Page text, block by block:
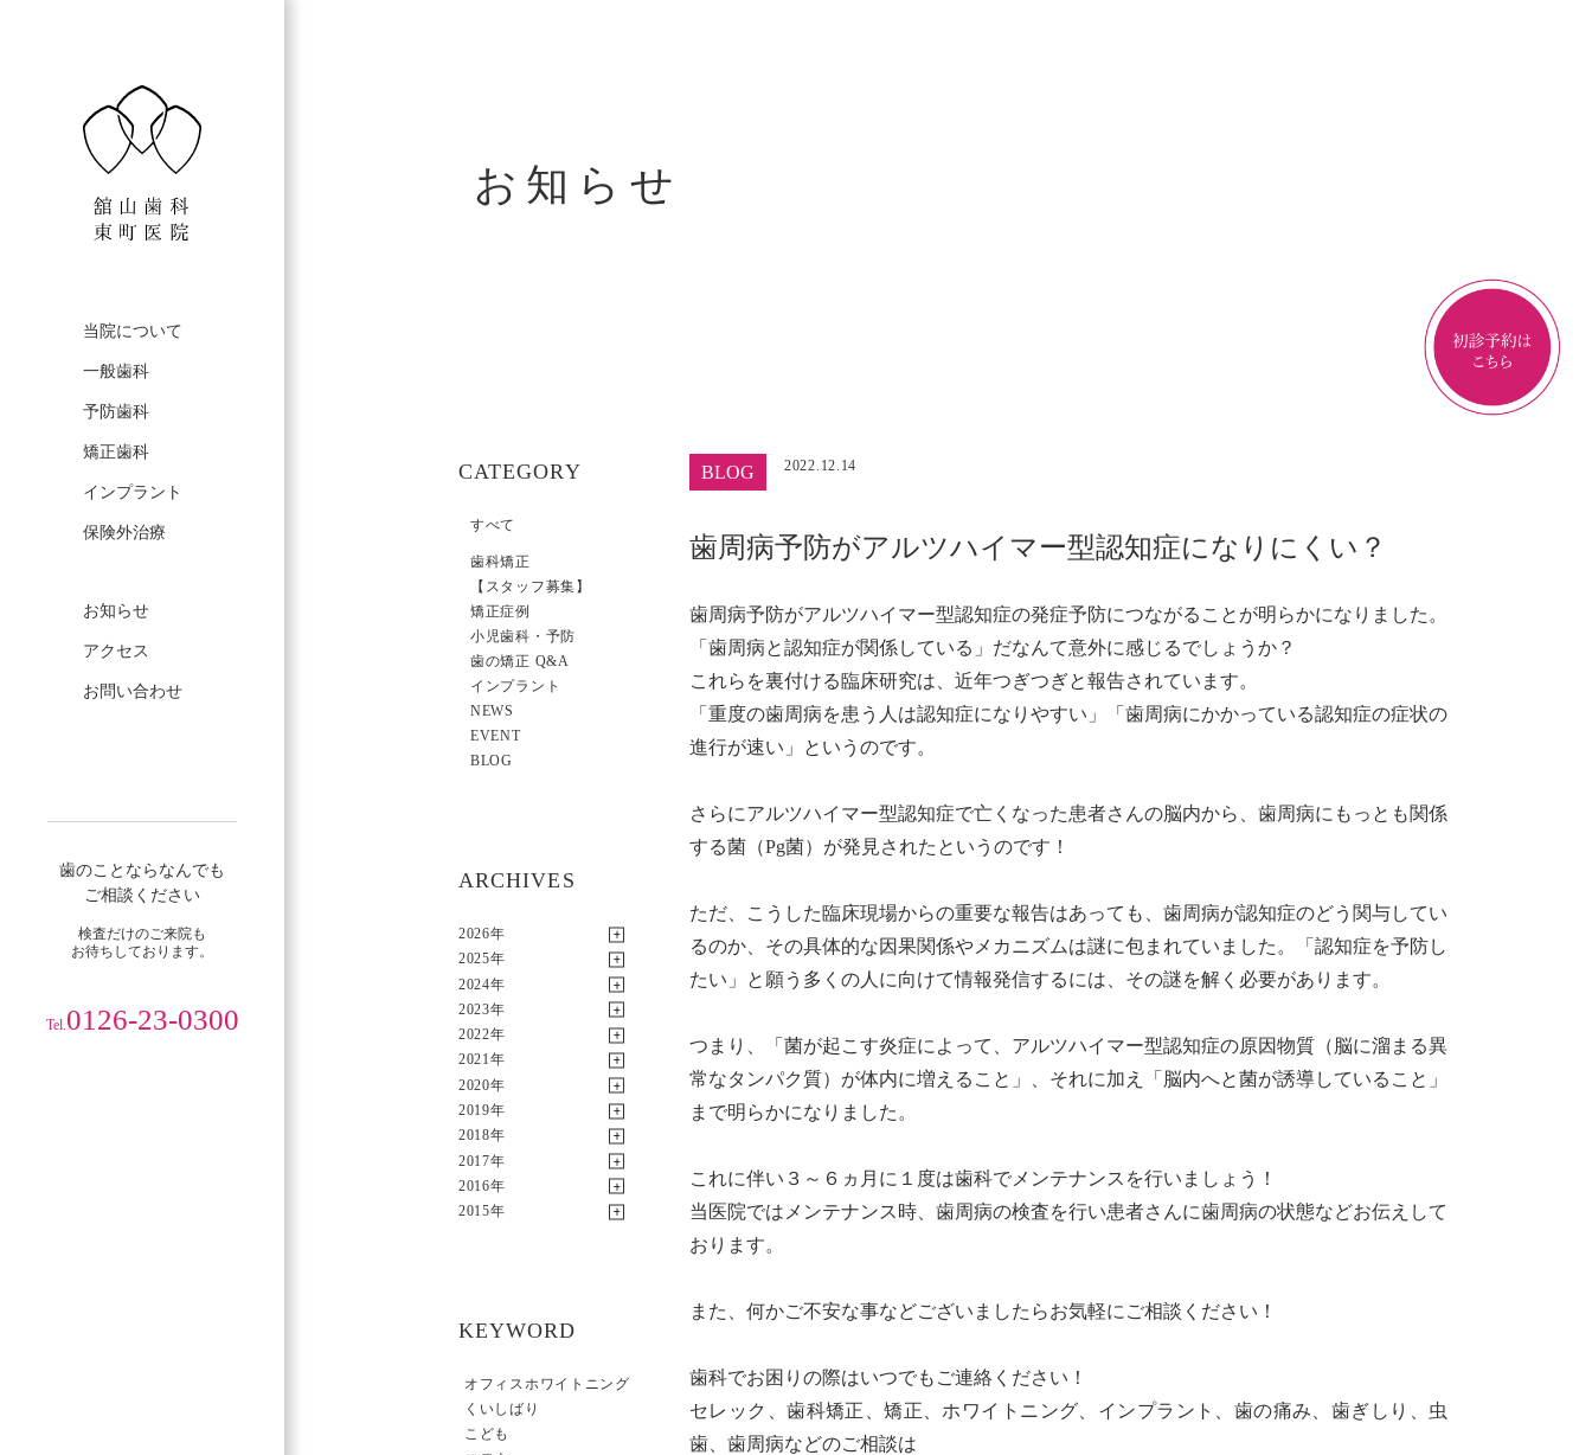
当院について
一般歯科
予防歯科
矯正歯科
インプラント
保険外治療
お知らせ
アクセス
お問い合わせ
歯のことならなんでも
ご相談ください
検査だけのご来院も
お待ちしております。
Tel. 0126-23-0300
お知らせ
CATEGORY
すべて
歯科矯正
【スタッフ募集】
矯正症例
小児歯科・予防
歯の矯正 Q&A
インプラント
NEWS
EVENT
BLOG
ARCHIVES
2026年
2025年
2024年
2023年
2022年
2021年
2020年
2019年
2018年
2017年
2016年
2015年
KEYWORD
オフィスホワイトニング
くいしばり
こども
BLOG 2022.12.14
歯周病予防がアルツハイマー型認知症になりにくい？
歯周病予防がアルツハイマー型認知症の発症予防につながることが明らかになりました。
「歯周病と認知症が関係している」だなんて意外に感じるでしょうか？
これらを裏付ける臨床研究は、近年つぎつぎと報告されています。
「重度の歯周病を患う人は認知症になりやすい」「歯周病にかかっている認知症の症状の
進行が速い」というのです。
さらにアルツハイマー型認知症で亡くなった患者さんの脳内から、歯周病にもっとも関係
する菌（Pg菌）が発見されたというのです！
ただ、こうした臨床現場からの重要な報告はあっても、歯周病が認知症のどう関与してい
るのか、その具体的な因果関係やメカニズムは謎に包まれていました。「認知症を予防し
たい」と願う多くの人に向けて情報発信するには、その謎を解く必要があります。
つまり、「菌が起こす炎症によって、アルツハイマー型認知症の原因物質（脳に溜まる異
常なタンパク質）が体内に増えること」、それに加え「脳内へと菌が誘導していること」
まで明らかになりました。
これに伴い３～６ヵ月に１度は歯科でメンテナンスを行いましょう！
当医院ではメンテナンス時、歯周病の検査を行い患者さんに歯周病の状態などお伝えして
おります。
また、何かご不安な事などございましたらお気軽にご相談ください！
歯科でお困りの際はいつでもご連絡ください！
セレック、歯科矯正、矯正、ホワイトニング、インプラント、歯の痛み、歯ぎしり、虫
歯、歯周病などのご相談は